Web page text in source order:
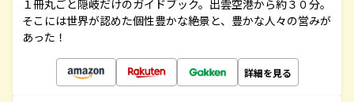
１冊丸ごと隠岐だけのガイドブック。出雲空港から約３０分。
そこには世界が認めた個性豊かな絶景と、豊かな人々の営みが
あった！
詳細を見る